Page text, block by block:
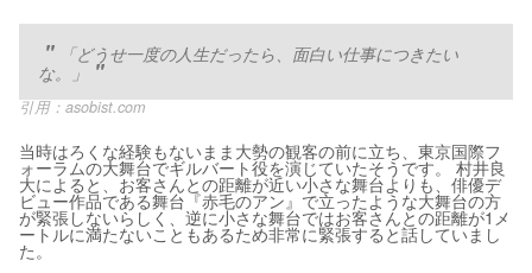
「どうせ一度の人生だったら、面白い仕事につきたい
な。」
引用：asobist.com
当時はろくな経験もないまま大勢の観客の前に立ち、東京国際フ
ォーラムの大舞台でギルバート役を演じていたそうです。 村井良
大によると、お客さんとの距離が近い小さな舞台よりも、俳優デ
ビュー作品である舞台『赤毛のアン』で立ったような大舞台の方
が緊張しないらしく、逆に小さな舞台ではお客さんとの距離が1メ
ートルに満たないこともあるため非常に緊張すると話していまし
た。